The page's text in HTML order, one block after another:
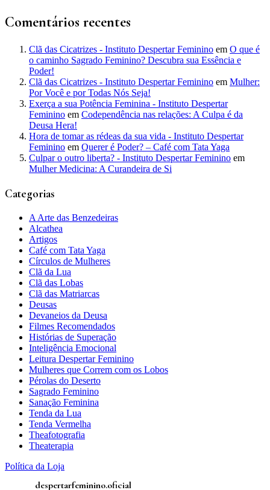
Comentários recentes
Clã das Cicatrizes - Instituto Despertar Feminino em O que é
o caminho Sagrado Feminino? Descubra sua Essência e
Poder!
Clã das Cicatrizes - Instituto Despertar Feminino em Mulher:
Por Você e por Todas Nós Seja!
Exerça a sua Potência Feminina - Instituto Despertar
Feminino em Codependência nas relações: A Culpa é da
Deusa Hera!
Hora de tomar as rédeas da sua vida - Instituto Despertar
Feminino em Querer é Poder? – Café com Tata Yaga
Culpar o outro liberta? - Instituto Despertar Feminino em
Mulher Medicina: A Curandeira de Si
Categorias
A Arte das Benzedeiras
Alcathea
Artigos
Café com Tata Yaga
Círculos de Mulheres
Clã da Lua
Clã das Lobas
Clã das Matriarcas
Deusas
Devaneios da Deusa
Filmes Recomendados
Histórias de Superação
Inteligência Emocional
Leitura Despertar Feminino
Mulheres que Correm com os Lobos
Pérolas do Deserto
Sagrado Feminino
Sanação Feminina
Tenda da Lua
Tenda Vermelha
Theafotografia
Theaterapia
Política da Loja
despertarfeminino.oficial